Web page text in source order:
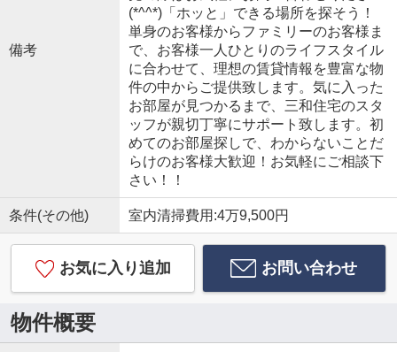
備考
(*^^*)「ホッと」できる場所を探そう！
単身のお客様からファミリーのお客様ま
で、お客様一人ひとりのライフスタイル
に合わせて、理想の賃貸情報を豊富な物
件の中からご提供致します。気に入った
お部屋が見つかるまで、三和住宅のスタ
ッフが親切丁寧にサポート致します。初
めてのお部屋探しで、わからないことだ
らけのお客様大歓迎！お気軽にご相談下
さい！！
条件(その他) 室内清掃費用:4万9,500円
お気に入り追加 お問い合わせ
物件概要